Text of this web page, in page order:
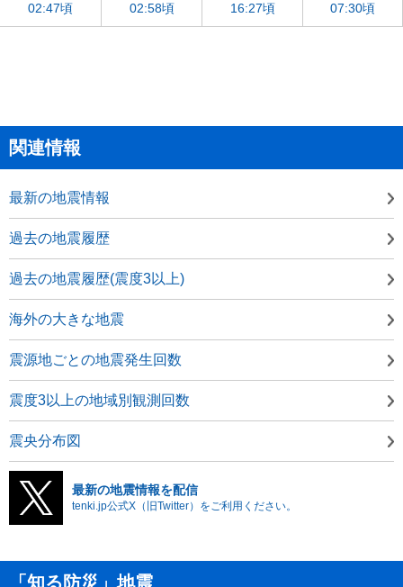
02:47頃
02:58頃
16:27頃
07:30頃
関連情報
最新の地震情報
過去の地震履歴
過去の地震履歴(震度3以上)
海外の大きな地震
震源地ごとの地震発生回数
震度3以上の地域別観測回数
震央分布図
最新の地震情報を配信
tenki.jp公式X（旧Twitter）をご利用ください。
「知る防災」地震